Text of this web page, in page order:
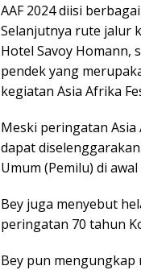
AAF 2024 diisi
Selanjutnya rute jalur
Hotel Savoy Homann,
pendek yang
kegiatan Asia Afrika
Meski peringatan Asia
dapat
Umum (Pemilu) di
Bey juga menyebut
peringatan 70 tahun
Bey pun mengungkap